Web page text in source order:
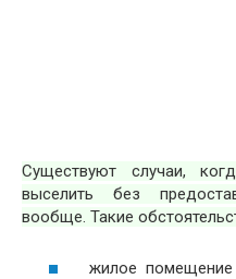
Существуют случаи,
выселить без
вообще. Такие
жилое помещение